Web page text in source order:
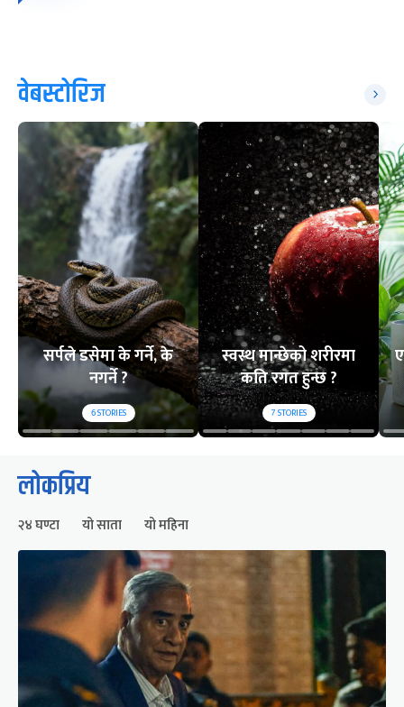
वेबस्टोरिज
सर्पले डसेमा के गर्ने, के
नगर्ने ?
6STORIES
स्वस्थ मान्छेको शरीरमा
कति रगत हुन्छ ?
7STORIES
लोकप्रिय
२४ घण्टा यो साता यो महिना